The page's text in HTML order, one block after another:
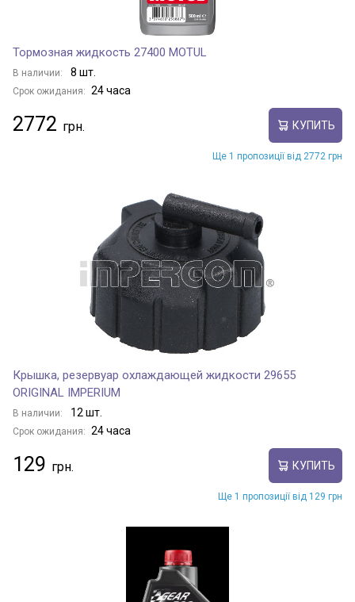
Тормозная жидкость 27400 MOTUL
В наличии: 8 шт.
Срок ожидания: 24 часа
2772 КУПИТЬ
Ще 1 пропозиції від 2772 грн
Крышка, резервуар охлаждающей жидкости 29655
ORIGINAL IMPERIUM
В наличии: 12 шт.
Срок ожидания: 24 часа
129 КУПИТЬ
Ще 1 пропозиції від 129 грн